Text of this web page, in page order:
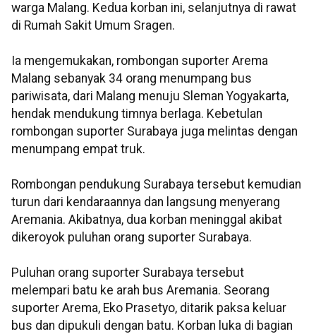
warga Malang. Kedua korban ini, selanjutnya di rawat
di Rumah Sakit Umum Sragen.
Ia mengemukakan, rombongan suporter Arema
Malang sebanyak 34 orang menumpang bus
pariwisata, dari Malang menuju Sleman Yogyakarta,
hendak mendukung timnya berlaga. Kebetulan
rombongan suporter Surabaya juga melintas dengan
menumpang empat truk.
Rombongan pendukung Surabaya tersebut kemudian
turun dari kendaraannya dan langsung menyerang
Aremania. Akibatnya, dua korban meninggal akibat
dikeroyok puluhan orang suporter Surabaya.
Puluhan orang suporter Surabaya tersebut
melempari batu ke arah bus Aremania. Seorang
suporter Arema, Eko Prasetyo, ditarik paksa keluar
bus dan dipukuli dengan batu. Korban luka di bagian